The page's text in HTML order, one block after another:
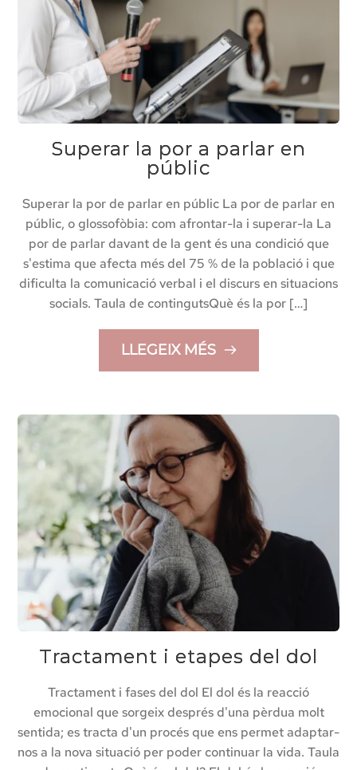
Superar la por a parlar en
públic
Superar la por de parlar en públic La por de parlar en
públic, o glossofòbia: com afrontar-la i superar-la La
por de parlar davant de la gent és una condició que
s'estima que afecta més del 75 % de la població i que
dificulta la comunicació verbal i el discurs en situacions
socials. Taula de contingutsQuè és la por […]
LLEGEIX MÉS
Tractament i etapes del dol
Tractament i fases del dol El dol és la reacció
emocional que sorgeix després d'una pèrdua molt
sentida; es tracta d'un procés que ens permet adaptar-
nos a la nova situació per poder continuar la vida. Taula